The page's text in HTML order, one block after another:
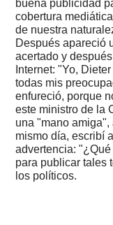
1988
-
1990
-
Formentera
Guitars
1984
-
1987
-
Produción,
Custom
Kits
buena publicidad
cobertura
de nuestra
Después apareció
acertado y
Internet: "Yo,
todas mis
enfureció, porque
este ministro de la
una "mano amiga",
mismo día, escribí
advertencia:
para publicar tales
los políticos.